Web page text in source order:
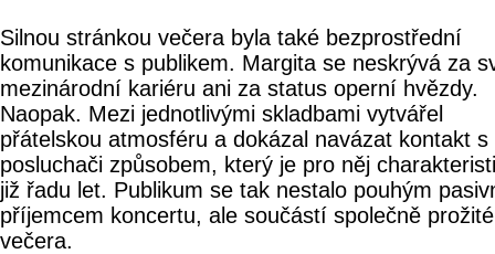
Silnou stránkou večera byla také bezprostřední
komunikace s publikem. Margita se neskrývá za
mezinárodní kariéru ani za status operní hvězdy.
Naopak. Mezi jednotlivými skladbami vytvářel
přátelskou atmosféru a dokázal navázat kontakt s
posluchači způsobem, který je pro něj
již řadu let. Publikum se tak nestalo pouhým
příjemcem koncertu, ale součástí společně
večera.